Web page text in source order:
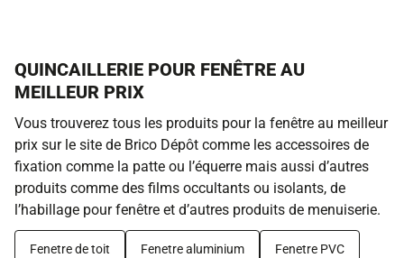
QUINCAILLERIE POUR FENÊTRE AU
MEILLEUR PRIX
Vous trouverez tous les produits pour la fenêtre au meilleur
prix sur le site de Brico Dépôt comme les accessoires de
fixation comme la patte ou l’équerre mais aussi d’autres
produits comme des films occultants ou isolants, de
l’habillage pour fenêtre et d’autres produits de menuiserie.
Fenetre de toit Fenetre aluminium Fenetre PVC